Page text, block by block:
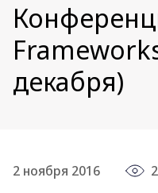
декабря)
2 ноября 2016